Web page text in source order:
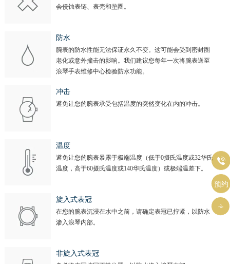
会侵蚀表链、表壳和垫圈。
防水
腕表的防水性能无法保证永久不变。这可能会受到密封圈
老化或意外撞击的影响。我们建议您每年一次将腕表送至
浪琴手表维修中心检验防水功能。
冲击
避免让您的腕表承受包括温度的突然变化在内的冲击。
温度
避免让您的腕表暴露于极端温度（低于0摄氏温度或32华氏
温度，高于60摄氏温度或140华氏温度）或极端温差下。
旋入式表冠
在您的腕表沉浸在水中之前，请确定表冠已拧紧，以防水
渗入浪琴内部。
非旋入式表冠

预约
